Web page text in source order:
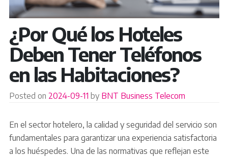
¿Por Qué los Hoteles
Deben Tener Teléfonos
en las Habitaciones?
Posted on 2024-09-11 by BNT Business Telecom
En el sector hotelero, la calidad y seguridad del servicio son
fundamentales para garantizar una experiencia satisfactoria
a los huéspedes. Una de las normativas que reflejan este